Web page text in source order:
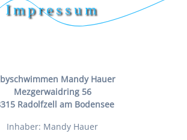
Impressum
Mandy Hauer
Mezgerwaidring 56
Radolfzell am Bodensee
Inhaber: Mandy Hauer